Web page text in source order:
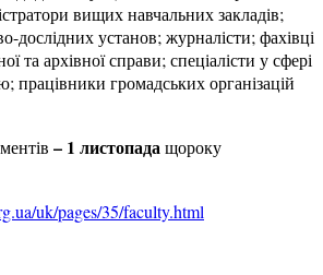
вищих навчальних закладів;
дослідних установ; журналісти; фахівці
та архівної справи; спеціалісти у сфері
працівники громадських організацій
– 1 листопадащороку
uk/pages/35/faculty.html